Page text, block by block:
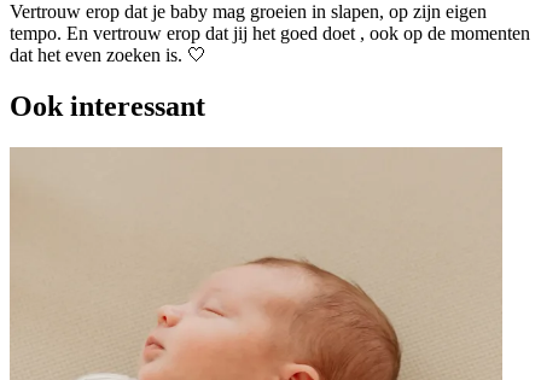
Vertrouw erop dat je baby mag groeien in slapen, op zijn eigen
tempo. En vertrouw erop dat jij het goed doet , ook op de momenten
dat het even zoeken is. 🤍
Ook interessant